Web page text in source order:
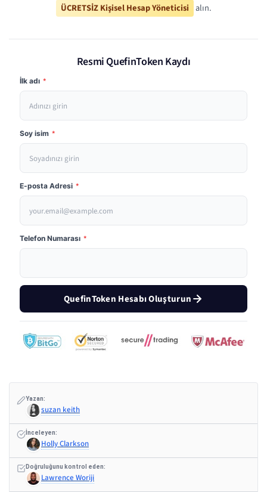
ÜCRETSİZ Kişisel Hesap Yöneticisi alın.
Resmi QuefinToken Kaydı
İlk adı *
Soy isim *
E-posta Adresi *
Telefon Numarası *
QuefinToken Hesabı Oluşturun
Yazan:
suzan keith
İnceleyen:
Holly Clarkson
Doğruluğunu kontrol eden:
Lawrence Woriji